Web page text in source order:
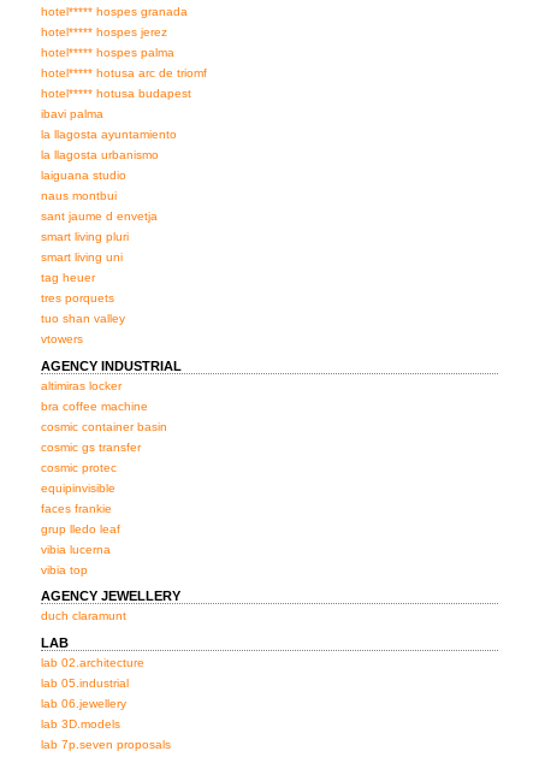
hotel***** hospes granada
hotel***** hospes jerez
hotel***** hospes palma
hotel***** hotusa arc de triomf
hotel***** hotusa budapest
ibavi palma
la llagosta ayuntamiento
la llagosta urbanismo
laiguana studio
naus montbui
sant jaume d envetja
smart living pluri
smart living uni
tag heuer
tres porquets
tuo shan valley
vtowers
AGENCY INDUSTRIAL
altimiras locker
bra coffee machine
cosmic container basin
cosmic gs transfer
cosmic protec
equipinvisible
faces frankie
grup lledo leaf
vibia lucerna
vibia top
AGENCY JEWELLERY
duch claramunt
LAB
lab 02.architecture
lab 05.industrial
lab 06.jewellery
lab 3D.models
lab 7p.seven proposals